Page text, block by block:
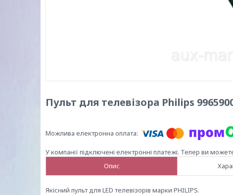
Пульт для телевізора Philips
У компанії підключені електронні платежі. Тепер ви
Опис
Якісний пульт для LED телевізорів марки PHILIPS.